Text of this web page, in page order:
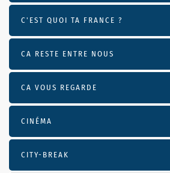
C'EST QUOI TA FRANCE ?
CA RESTE ENTRE NOUS
CA VOUS REGARDE
CINÉMA
CITY-BREAK